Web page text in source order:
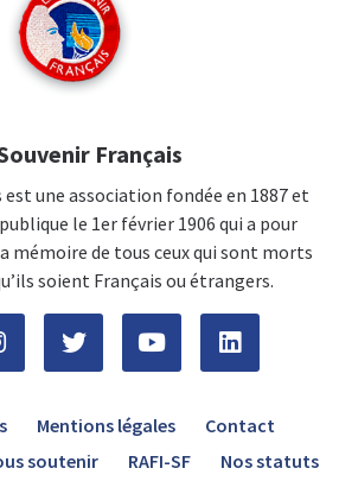
Français
est une association fondée en 1887 et
le 1er février 1906 qui a pour
mémoire de tous ceux qui sont morts
soient Français ou étrangers.
Mentions légales
Contact
soutenir RAFI-SF Nos statuts